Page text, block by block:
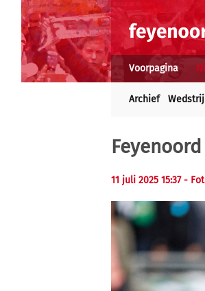
Voorpagina
Archief
11 juli 2025 15:37 -